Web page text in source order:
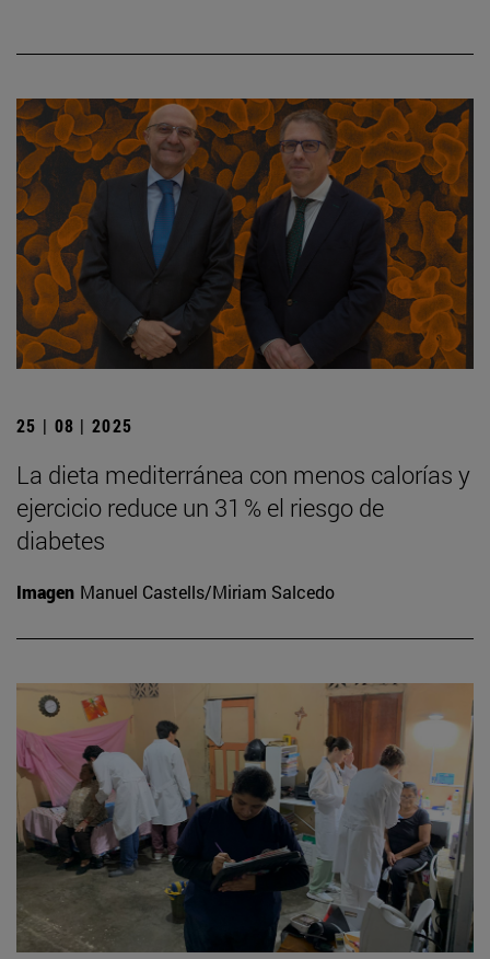
25 | 08 | 2025
La dieta mediterránea con menos calorías y
ejercicio reduce un 31 % el riesgo de
diabetes
Imagen Manuel Castells/Miriam Salcedo